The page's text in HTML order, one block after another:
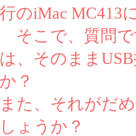
行のiMac MC413
そこで、質問で
は、そのまま
か？
また、それがだ
しょうか？